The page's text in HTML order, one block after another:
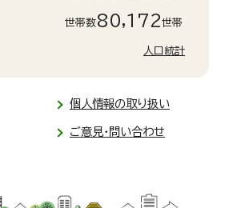
世帯数80,172世帯
人口統計
個人情報の取り扱い
ご意見・問い合わせ